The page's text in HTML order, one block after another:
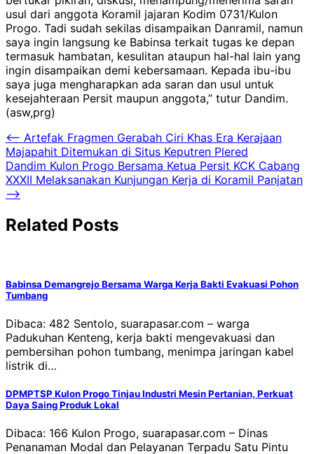
usul dari anggota Koramil jajaran Kodim 0731/Kulon
Progo. Tadi sudah sekilas disampaikan Danramil, namun
saya ingin langsung ke Babinsa terkait tugas ke depan
termasuk hambatan, kesulitan ataupun hal-hal lain yang
ingin disampaikan demi kebersamaan. Kepada ibu-ibu
saya juga mengharapkan ada saran dan usul untuk
kesejahteraan Persit maupun anggota,” tutur Dandim.
(asw,prg)
Navigasi
pos
⟵ Artefak Fragmen Gerabah Ciri Khas Era Kerajaan
Majapahit Ditemukan di Situs Keputren Plered
Dandim Kulon Progo Bersama Ketua Persit KCK Cabang
XXXII Melaksanakan Kunjungan Kerja di Koramil Panjatan
⟶
Related Posts
Babinsa Demangrejo Bersama Warga Kerja Bakti Evakuasi Pohon
Tumbang
Dibaca: 482 Sentolo, suarapasar.com – warga
Padukuhan Kenteng, kerja bakti mengevakuasi dan
pembersihan pohon tumbang, menimpa jaringan kabel
listrik di…
DPMPTSP Kulon Progo Tinjau Industri Mesin Pertanian, Perkuat
Daya Saing Produk Lokal
Dibaca: 166 Kulon Progo, suarapasar.com – Dinas
Penanaman Modal dan Pelayanan Terpadu Satu Pintu